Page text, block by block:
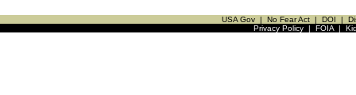
USA Gov | No Fear Act | DOI |
Privacy Policy| FOIA|